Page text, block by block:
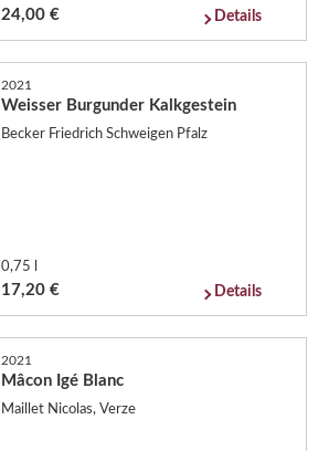
24,00 € Details
2021
Weisser Burgunder Kalkgestein
Becker Friedrich Schweigen Pfalz
0,75 l
17,20 € Details
2021
Mâcon Igé Blanc
Maillet Nicolas, Verze